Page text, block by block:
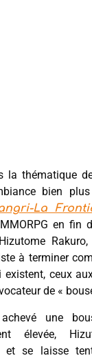
la thématique
bien
La
en fin
à terminer
existent, ceux
de «
une
élevée,
et se laisse